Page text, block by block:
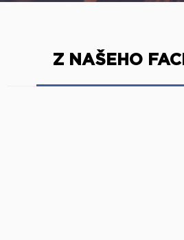
Z NAŠEHO